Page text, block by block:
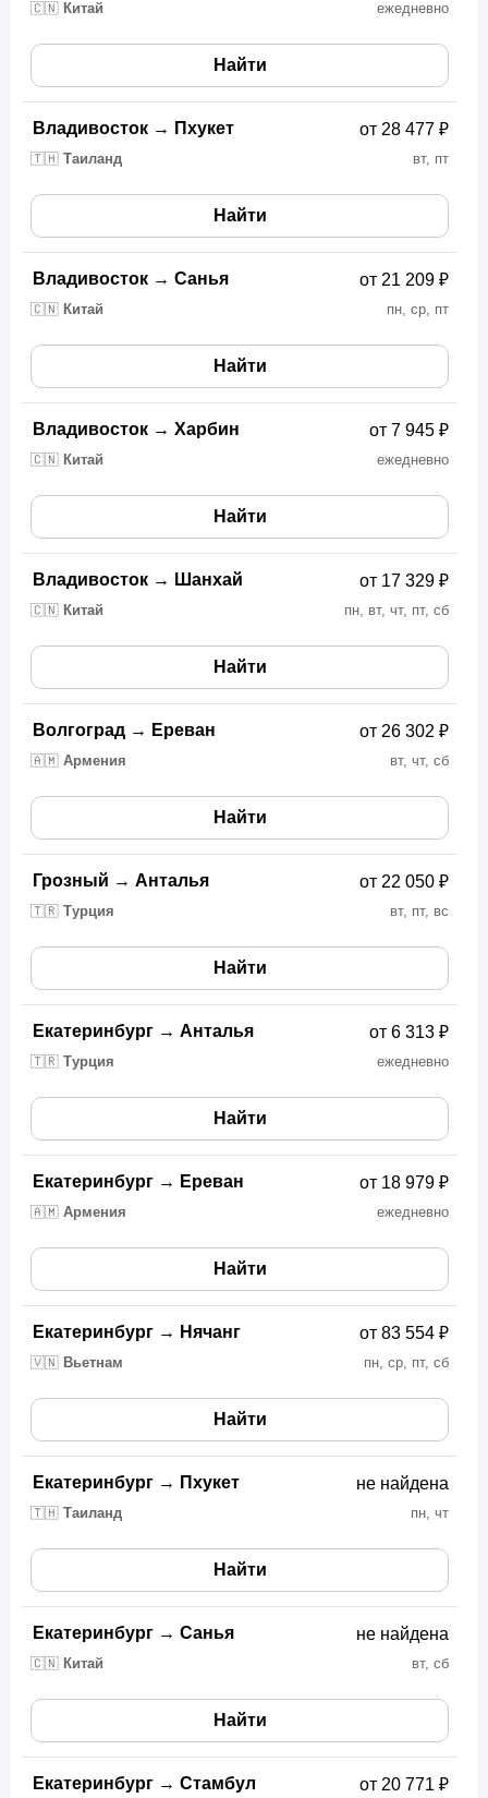
🇨🇳 Китай ежедневно
Найти
Владивосток → Пхукет
🇹🇭 Таиланд вт, пт
от 28 477 ₽
Найти
Владивосток → Санья
🇨🇳 Китай пн, ср, пт
от 21 209 ₽
Найти
Владивосток → Харбин
🇨🇳 Китай ежедневно
от 7 945 ₽
Найти
Владивосток → Шанхай
🇨🇳 Китай пн, вт, чт, пт, сб
от 17 329 ₽
Найти
Волгоград → Ереван
🇦🇲 Армения вт, чт, сб
от 26 302 ₽
Найти
Грозный → Анталья
🇹🇷 Турция вт, пт, вс
от 22 050 ₽
Найти
Екатеринбург → Анталья
🇹🇷 Турция ежедневно
от 6 313 ₽
Найти
Екатеринбург → Ереван
🇦🇲 Армения ежедневно
от 18 979 ₽
Найти
Екатеринбург → Нячанг
🇻🇳 Вьетнам пн, ср, пт, сб
от 83 554 ₽
Найти
Екатеринбург → Пхукет
🇹🇭 Таиланд пн, чт
не найдена
Найти
Екатеринбург → Санья
🇨🇳 Китай вт, сб
не найдена
Найти
Екатеринбург → Стамбул от 20 771 ₽